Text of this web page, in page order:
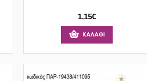
1,15€
ΚΑΛΆΘΙ